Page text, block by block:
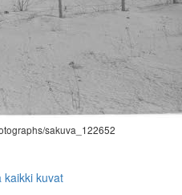
sakuva_122652
kaikki kuvat